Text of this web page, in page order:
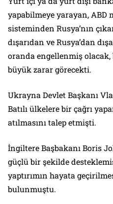
yapabilmeye yarayan, ABD
sisteminden Rusya’nın
dışarıdan ve Rusya’dan
oranda engellenmiş olacak,
büyük zarar görecekti.
Ukrayna Devlet Başkanı
Batılı ülkelere bir çağrı
atılmasını talep etmişti.
İngiltere Başbakanı Boris
güçlü bir şekilde
yaptırımın hayata
bulunmuştu.